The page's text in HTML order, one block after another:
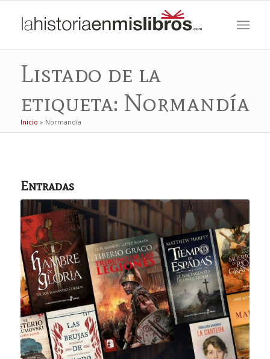
Listado de la
etiqueta: Normandía
Inicio » Normandía
Entradas